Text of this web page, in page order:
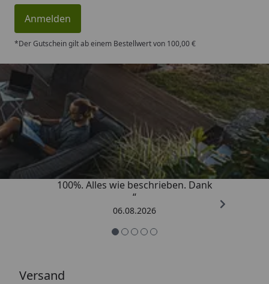
Anmelden
*Der Gutschein gilt ab einem Bestellwert von 100,00 €
Trusted Shops
4,83/ 5
„Super schnell gelifert. Ware passt
100%. Alles wie beschrieben. Dank
“
06.08.2026
Versand